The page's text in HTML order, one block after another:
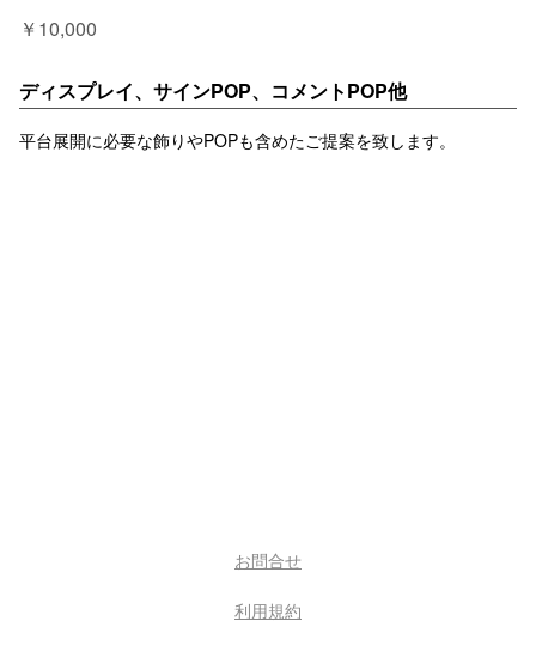
￥10,000
ディスプレイ、サインPOP、コメントPOP他
平台展開に必要な飾りやPOPも含めたご提案を致します。
お問合せ
利用規約